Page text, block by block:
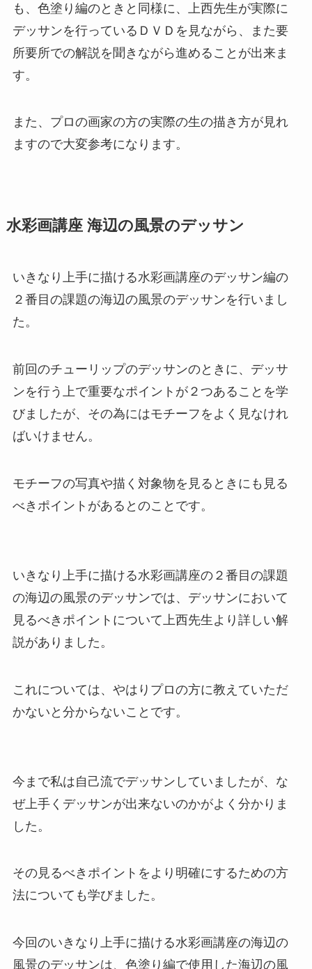
も、色塗り編のときと同様に、上西先生が実際に
デッサンを行っているＤＶＤを見ながら、また要
所要所での解説を聞きながら進めることが出来ま
す。
また、プロの画家の方の実際の生の描き方が見れ
ますので大変参考になります。
水彩画講座 海辺の風景のデッサン
いきなり上手に描ける水彩画講座のデッサン編の
２番目の課題の海辺の風景のデッサンを行いまし
た。
前回のチューリップのデッサンのときに、デッサ
ンを行う上で重要なポイントが２つあることを学
びましたが、その為にはモチーフをよく見なけれ
ばいけません。
モチーフの写真や描く対象物を見るときにも見る
べきポイントがあるとのことです。
いきなり上手に描ける水彩画講座の２番目の課題
の海辺の風景のデッサンでは、デッサンにおいて
見るべきポイントについて上西先生より詳しい解
説がありました。
これについては、やはりプロの方に教えていただ
かないと分からないことです。
今まで私は自己流でデッサンしていましたが、な
ぜ上手くデッサンが出来ないのかがよく分かりま
した。
その見るべきポイントをより明確にするための方
法についても学びました。
今回のいきなり上手に描ける水彩画講座の海辺の
風景のデッサンは、色塗り編で使用した海辺の風